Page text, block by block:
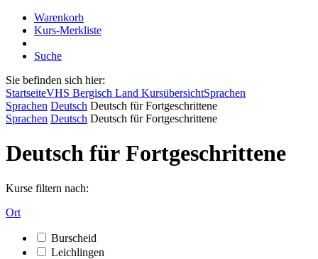
Warenkorb
Kurs-Merkliste
Suche
Sie befinden sich hier:
StartseiteVHS Bergisch Land KursübersichtSprachen
Sprachen Deutsch Deutsch für Fortgeschrittene
Sprachen Deutsch Deutsch für Fortgeschrittene
Deutsch für Fortgeschrittene
Kurse filtern nach:
Ort
Burscheid
Leichlingen